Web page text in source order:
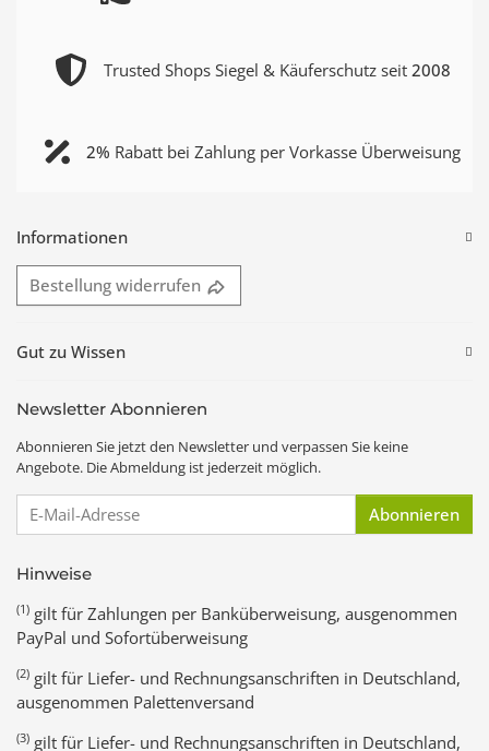
Trusted Shops Siegel & Käuferschutz seit 2008
2% Rabatt bei Zahlung per Vorkasse Überweisung
Informationen
Bestellung widerrufen
Gut zu Wissen
Newsletter Abonnieren
Abonnieren Sie jetzt den Newsletter und verpassen Sie keine
Angebote. Die Abmeldung ist jederzeit möglich.
E-Mail-Adresse Abonnieren
Hinweise
(1) gilt für Zahlungen per Banküberweisung, ausgenommen
PayPal und Sofortüberweisung
(2) gilt für Liefer- und Rechnungsanschriften in Deutschland,
ausgenommen Palettenversand
(3) gilt für Liefer- und Rechnungsanschriften in Deutschland,